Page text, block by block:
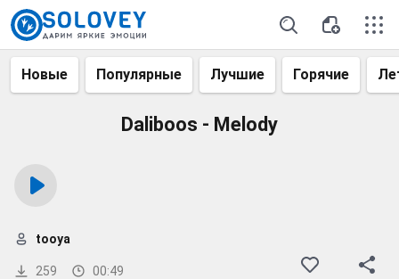
Новые Популярные Лучшие Горячие
Daliboos - Melody
259 00:49
tooya